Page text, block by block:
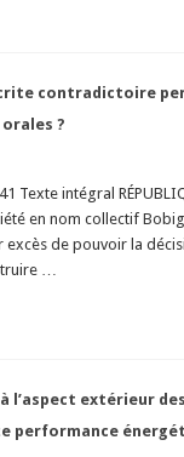
contradictoire
?
Texte intégral
en nom collectif
de pouvoir la
…
l’aspect extérieur
performance